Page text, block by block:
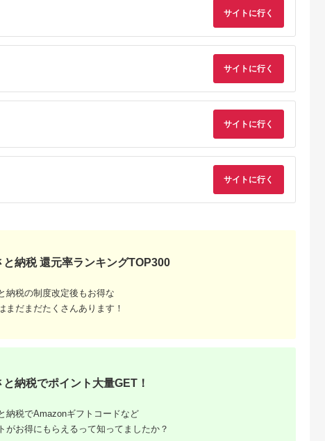
食ライスセット
８袋）【5年保
利】
ルニューオータニ(東
京)ビューアンドダイ
ルメ 高級 人気 おすす
No.422 入浴回数券1
冊（6枚つづり） ／
SPAキセラ川西 温泉
スパ サウナ リラック
円
鹿児島県 屋久島町
屋久島プライベート
カスタマイズツアー
寄付金額:
収いくら
サイトに行く
サイトに行く
サイトに行く
サイトに行く
と納税 還元率ランキングTOP300
納税の制度改定後もお得な
まだまだたくさんあります！
と納税でポイント大量GET！
納税でAmazonギフトコードなど
がお得にもらえるって知ってましたか？